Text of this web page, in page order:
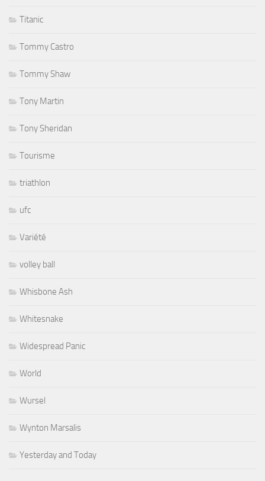
Titanic
Tommy Castro
Tommy Shaw
Tony Martin
Tony Sheridan
Tourisme
triathlon
ufc
Variété
volley ball
Whisbone Ash
Whitesnake
Widespread Panic
World
Wursel
Wynton Marsalis
Yesterday and Today